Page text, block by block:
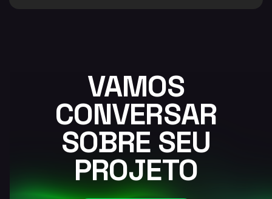
VAMOS
CONVERSAR
SOBRE SEU
PROJETO